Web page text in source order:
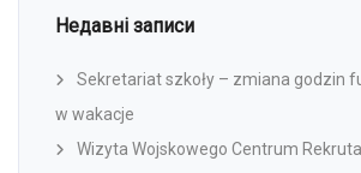
Недавні записи
Sekretariat szkoły – zmiana godzin
w wakacje
Wizyta Wojskowego Centrum